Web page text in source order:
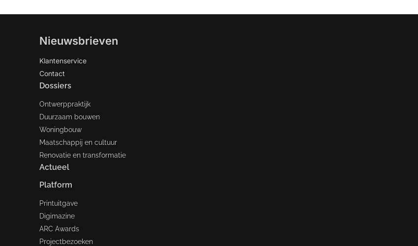
Nieuwsbrieven
Klantenservice
Contact
Dossiers
Ontwerppraktijk
Duurzaam bouwen
Woningbouw
Maatschappij en cultuur
Renovatie en transformatie
Actueel
Platform
Printuitgave
Digimazine
ARC Awards
Projectbezoeken